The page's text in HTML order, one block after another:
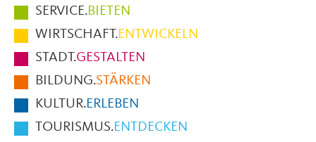
Hauptmenüpunkte
im
Fußbereich
der
Seite
SERVICE.BIETEN
WIRTSCHAFT.ENTWICKELN
STADT.GESTALTEN
BILDUNG.STÄRKEN
KULTUR.ERLEBEN
TOURISMUS.ENTDECKEN